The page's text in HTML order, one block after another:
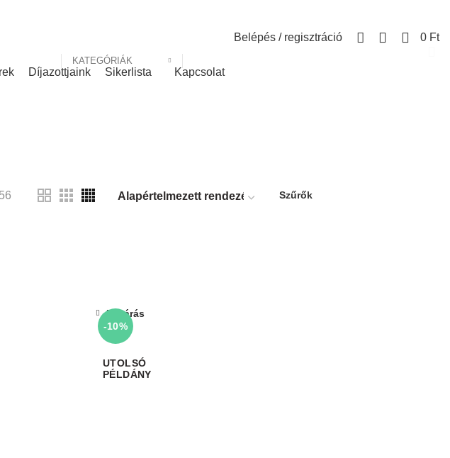
KATEGÓRIÁK
Belépés / regisztráció 0 Ft
Díjazottjaink Sikerlista Kapcsolat
Szűrők
-10%
Bezárás